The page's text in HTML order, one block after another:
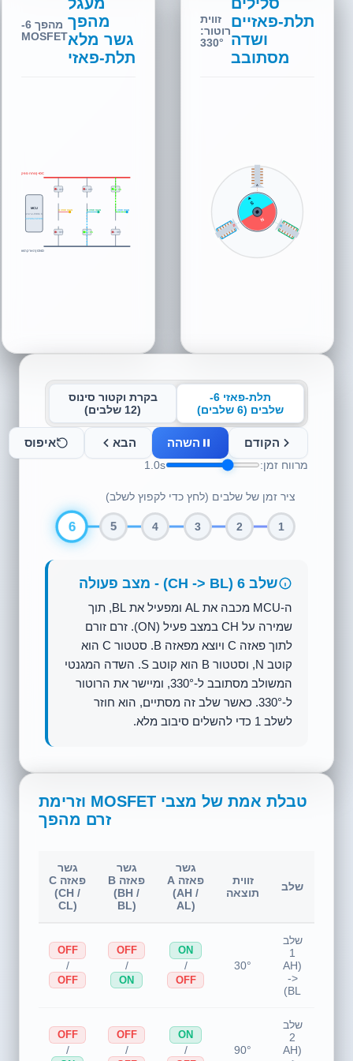
תלת-פאזיים
ושדה
מסתובב
זווית
רוטור:
30°
N
S
C
מהפך
גשר מלא
תלת-פאזי
מהפך 6-
MOSFET
DC+ (מתח ספק 310V DC)
GND (הארקה/שלילי DC)
מוצא פאזה A
AH: ON
AL: OFF
מוצא פאזה B
BH: OFF
BL: ON
מוצא פאזה C
CH: OFF
CL: OFF
MCU
PWM 6-ערוצים
SVPWM/SPWM
תלת-פאזי 6-
שלבים (6 שלבים)
בקרת וקטור סינוס
(12 שלבים)
הקודם השהה הבא איפוס
מרווח זמן: 1.0s
ציר זמן של שלבים (לחץ כדי לקפוץ לשלב)
1
2
3
4
5
6
שלב 1 (AH -> BL) - מצב פעולה
MOSFET צד נמוך BL. זרם זורם לתוך סליל
פאזה A ויוצא מסליל פאזה B. סטטור A מייצר
קוטב צפוני (N), וסטטור B מייצר קוטב דרומי
ומושך ומיישר את קוטב ה-S של רוטור המגנט
הקבוע ל-30°.
טבלת אמת של מצבי MOSFET וזרימת
זרם מהפך
שלב
זווית
תוצאה
גשר
פאזה A
(AH /
AL)
גשר
פאזה B
(BH /
BL)
גשר
פאזה C
(CH /
CL)
שלב
1
(AH
->
BL)
30°
ON
/
OFF
OFF
/
ON
OFF
/
OFF
שלב
2
(AH
90°
ON
/
OFF
/
OFF
/